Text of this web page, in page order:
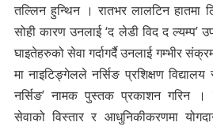
तल्लिन हुन्थिन । रातभर लालटिन हातमा
सोही कारण उनलाई ‘द लेडी विद द ल्यम्प’
घाइतेहरुको सेवा गर्दागर्दै उनलाई गम्भीर
मा नाइटिङ्गेलले नर्सिङ प्रशिक्षण
नर्सिङ’ नामक पुस्तक प्रकाशन गरिन ।
सेवाको विस्तार र आधुनिकीकरणमा